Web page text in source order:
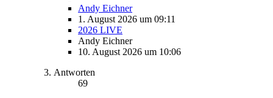
Andy Eichner
1. August 2026 um 09:11
2026 LIVE
Andy Eichner
10. August 2026 um 10:06
Antworten
69